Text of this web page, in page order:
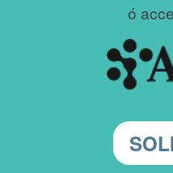
ó